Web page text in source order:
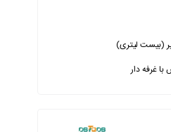
(بیست لیتری)
با غرفه دار